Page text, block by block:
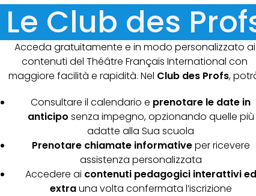
Le Club des
Acceda gratuitamente e in modo personalizzato ai
contenuti del Théâtre Français International con
maggiore facilità e rapidità. Nel Club des Profs,
Consultare il calendario e prenotare le date in
anticipo senza impegno, opzionando quelle più
adatte alla Sua scuola
Prenotare chiamate informativeper ricevere
assistenza personalizzata
Accedere ai contenuti pedagogici interattivi ed
extrauna volta confermata l’iscrizione